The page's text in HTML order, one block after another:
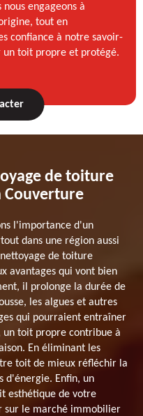
engageons à
tout en
confiance à notre savoir-
toit propre et protégé.
de toiture
Couverture
l'importance d'un
dans une région aussi
de toiture
avantages qui vont bien
il prolonge la durée de
les algues et autres
qui pourraient entraîner
un toit propre contribue à
En éliminant les
toit de mieux réfléchir la
d'énergie. Enfin, un
esthétique de votre
sur le marché immobilier